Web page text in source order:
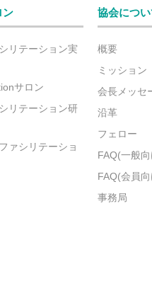
ン
リテーション実
サロン
リテーション研
ァシリテーショ
協会につい
概要
ミッション
会長メッセ
沿革
フェロー
FAQ(一般
FAQ(会員
事務局